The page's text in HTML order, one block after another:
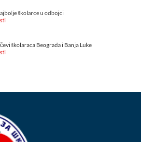
školarce u odbojci
školaraca Beograda i Banja Luke